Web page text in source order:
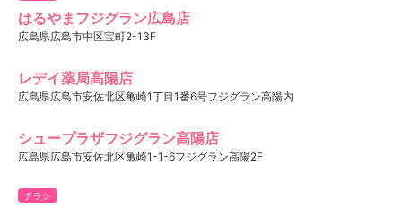
はるやまフジグラン広島店
広島県広島市中区宝町2-13F
レデイ薬局高陽店
広島県広島市安佐北区亀崎1丁目1番6号フジグラン高陽内
シュープラザフジグラン高陽店
広島県広島市安佐北区亀崎1-1-6フジグラン高陽2F
チラシ